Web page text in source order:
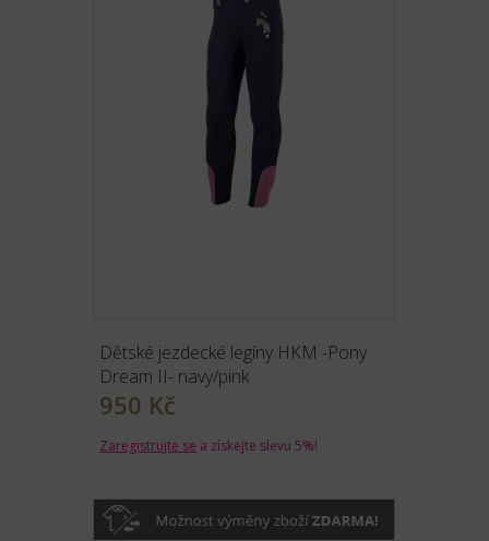
Dětské jezdecké legíny HKM -Pony
Dream II- navy/pink
950 Kč
Zaregistrujte se a získejte slevu 5%!